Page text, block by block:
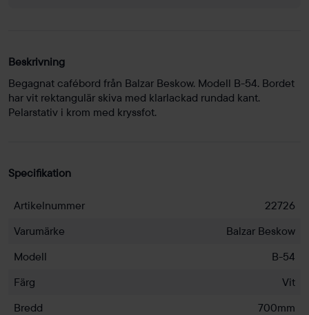
Beskrivning
Begagnat cafébord från Balzar Beskow. Modell B-54. Bordet
har vit rektangulär skiva med klarlackad rundad kant.
Pelarstativ i krom med kryssfot.
Specifikation
Artikelnummer
22726
Varumärke
Balzar Beskow
Modell
B-54
Färg
Vit
Bredd
700mm